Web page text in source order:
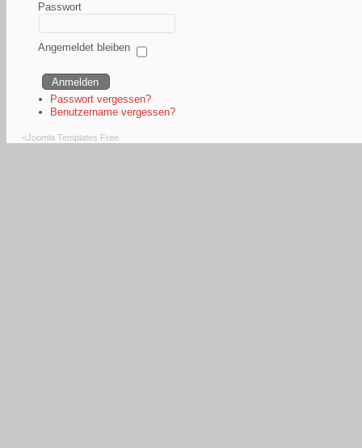
Passwort
Angemeldet bleiben
Passwort vergessen?
Benutzername vergessen?
<Joomla Templates Free